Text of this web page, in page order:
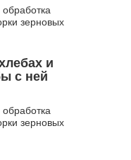
зерновых
и
с ней
зерновых